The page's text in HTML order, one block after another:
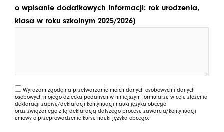
o wpisanie dodatkowych informacji: rok urodzenia,
klasa w roku szkolnym 2025/2026)
Wyrażam zgodę na przetwarzanie moich danych osobowych i danych
osobowych mojego dziecka podanych w niniejszym formularzu w celu złożenia
deklaracji zapisu/deklaracji kontynuacji nauki języka obcego
oraz związanego z tą deklaracją dalszego procesu zawarcia/kontynuacji
umowy o przeprowadzenie kursu nauki języka obcego.